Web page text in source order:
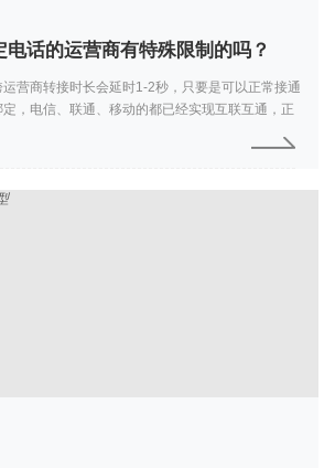
电话的运营商有特殊限制的吗？
营商转接时长会延时1-2秒，只要是可以正常接通
，电信、联通、移动的都已经实现互联互通，正